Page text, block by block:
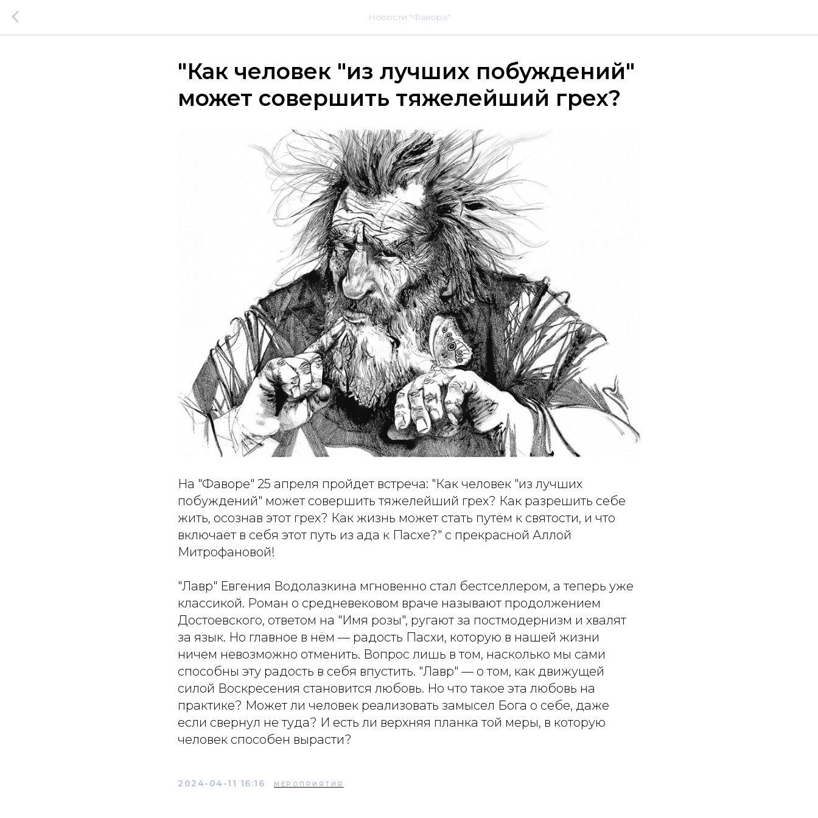
Новости "Фавора"
"Как человек "из лучших побуждений"
может совершить тяжелейший грех?
На "Фаворе" 25 апреля пройдет встреча: "Как человек "из лучших
побуждений" может совершить тяжелейший грех? Как разрешить себе
жить, осознав этот грех? Как жизнь может стать путём к святости, и что
включает в себя этот путь из ада к Пасхе?" с прекрасной Аллой
Митрофановой!
"Лавр" Евгения Водолазкина мгновенно стал бестселлером, а теперь уже
классикой. Роман о средневековом враче называют продолжением
Достоевского, ответом на "Имя розы", ругают за постмодернизм и хвалят
за язык. Но главное в нём — радость Пасхи, которую в нашей жизни
ничем невозможно отменить. Вопрос лишь в том, насколько мы сами
способны эту радость в себя впустить. "Лавр" — о том, как движущей
силой Воскресения становится любовь. Но что такое эта любовь на
практике? Может ли человек реализовать замысел Бога о себе, даже
если свернул не туда? И есть ли верхняя планка той меры, в которую
человек способен вырасти?
2024-04-11 16:16 МЕРОПРИЯТИЯ